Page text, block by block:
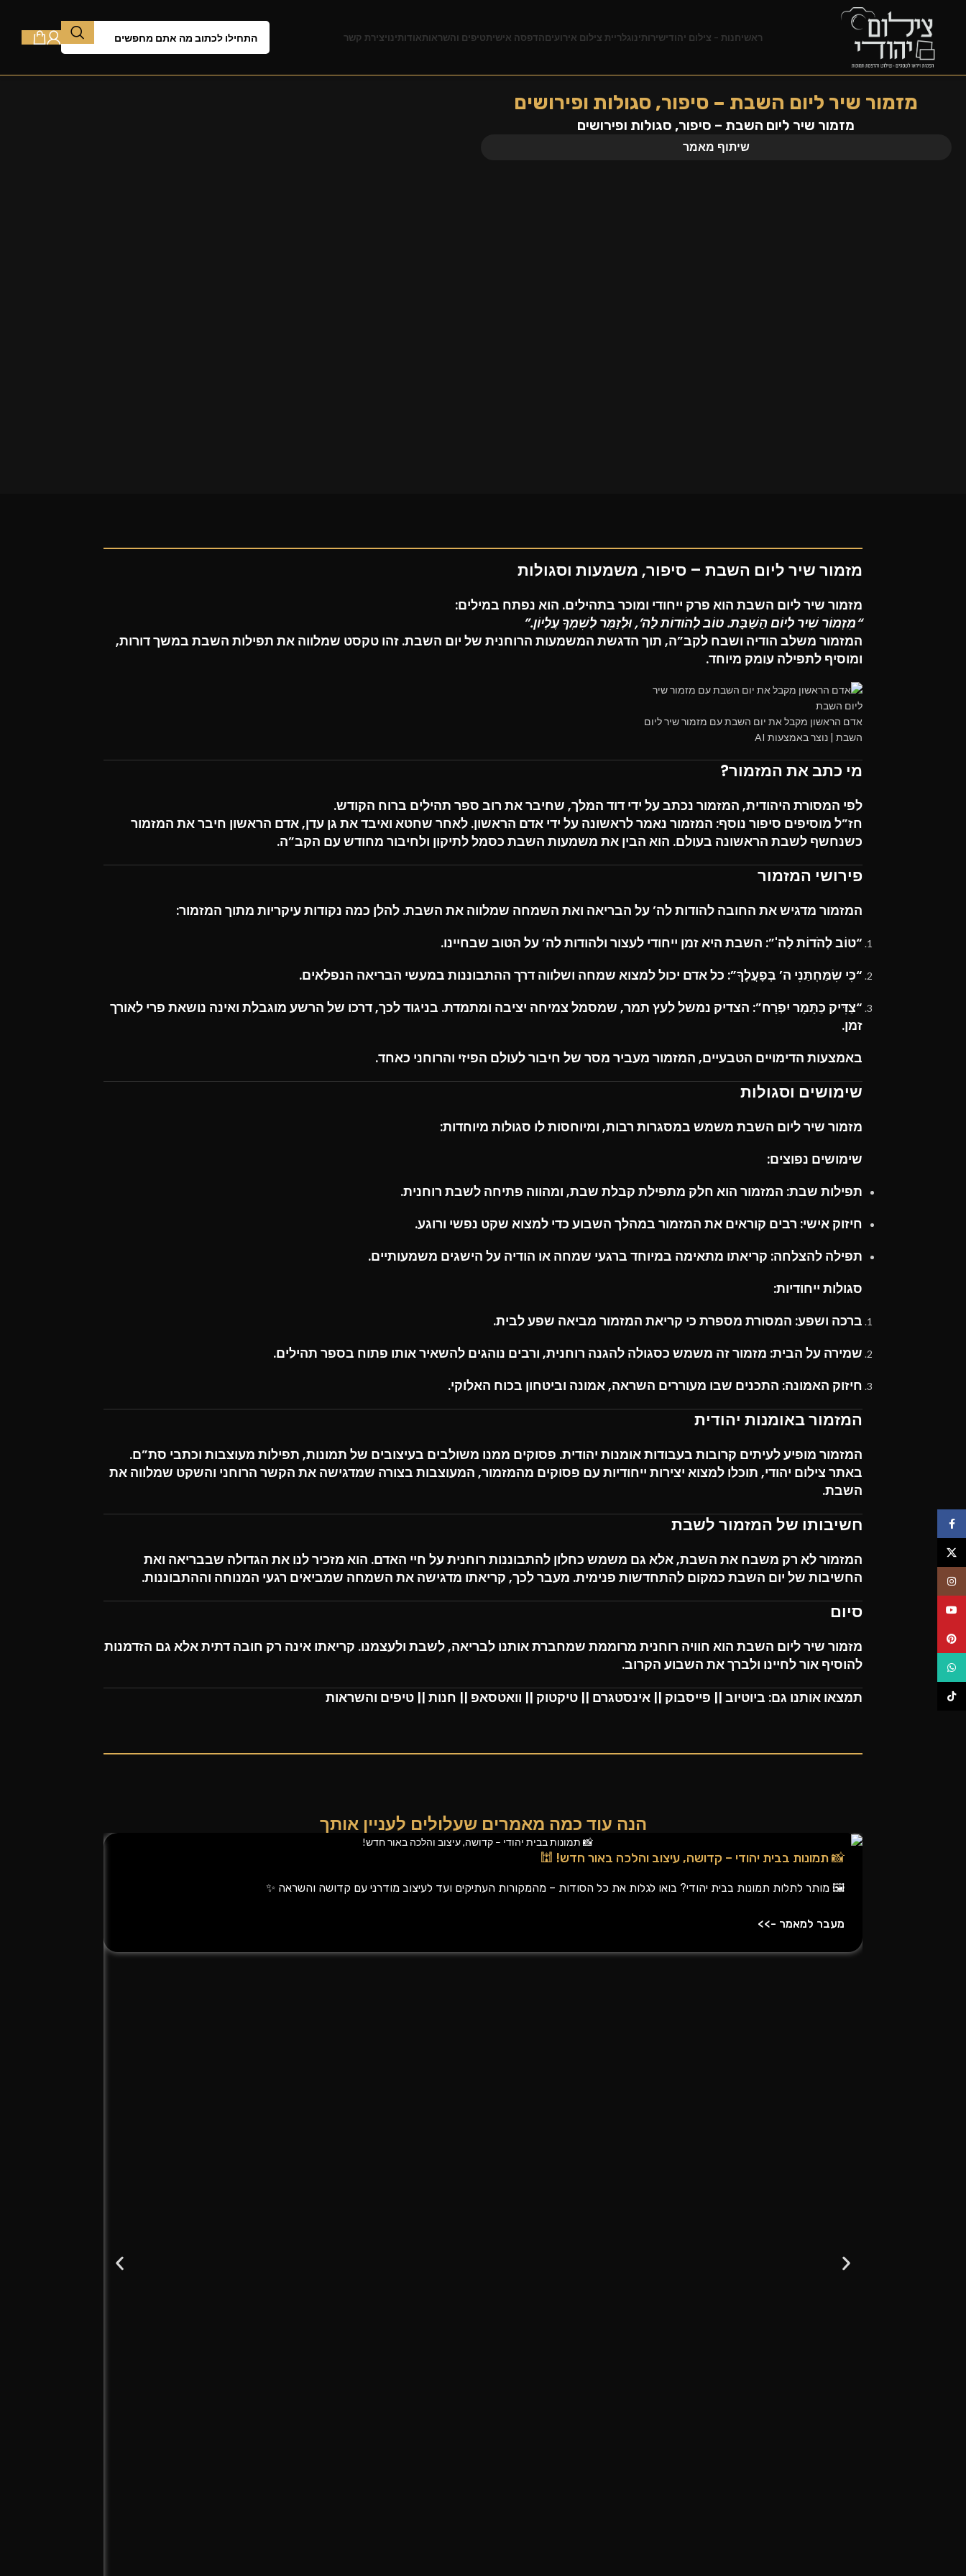
ראשיחנות – צילום יהודישירותינוגלריית צילום אירועיםהדפסה אישיתטיפים והשראותאודותינויצירת קשר
מזמור שיר ליום השבת – סיפור, סגולות ופירושים
מזמור שיר ליום השבת – סיפור, סגולות ופירושים
שיתוף מאמר
מזמור שיר ליום השבת – סיפור, משמעות וסגולות
מזמור שיר ליום השבת הוא פרק ייחודי ומוכר בתהילים. הוא נפתח במילים:
“מִזְמוֹר שִׁיר לְיוֹם הַשַּׁבָּת. טוֹב לְהֹודוֹת לַה’, וּלְזַמֵּר לְשִׁמְךָ עֶלְיוֹן.”
המזמור משלב הודיה ושבח לקב”ה, תוך הדגשת המשמעות הרוחנית של יום השבת. זהו טקסט שמלווה את תפילות השבת במשך דורות,
ומוסיף לתפילה עומק מיוחד.
אדם הראשון מקבל את יום השבת עם מזמור שיר ליום
השבת | נוצר באמצעות AI
מי כתב את המזמור?
לפי המסורת היהודית, המזמור נכתב על ידידוד המלך, שחיבר את רוב ספר תהילים ברוח הקודש.
חז”ל מוסיפים סיפור נוסף: המזמור נאמר לראשונה על ידיאדם הראשון. לאחר שחטא ואיבד את גן עדן, אדם הראשון חיבר את המזמור
כשנחשף לשבת הראשונה בעולם. הוא הבין את משמעות השבת כסמל לתיקון ולחיבור מחודש עם הקב”ה.
פירושי המזמור
המזמור מדגיש את החובה להודות לה’ על הבריאה ואת השמחה שמלווה את השבת. להלן כמה נקודות עיקריות מתוך המזמור:
“טוֹב לְהֹדוֹת לַה'”: השבת היא זמן ייחודי לעצור ולהודות לה’ על הטוב שבחיינו.
“כִּי שִׂמַּחְתַּנִי ה’ בְּפָעֳלֶךָ”: כל אדם יכול למצוא שמחה ושלווה דרך ההתבוננות במעשי הבריאה הנפלאים.
“צַדִּיק כַּתָּמָר יִפְרָח”: הצדיק נמשל לעץ תמר, שמסמל צמיחה יציבה ומתמדת. בניגוד לכך, דרכו של הרשע מוגבלת ואינה נושאת פרי לאורך
זמן.
באמצעות הדימויים הטבעיים, המזמור מעביר מסר של חיבור לעולם הפיזי והרוחני כאחד.
שימושים וסגולות
מזמור שיר ליום השבת משמש במסגרות רבות, ומיוחסות לו סגולות מיוחדות:
שימושים נפוצים:
תפילות שבת: המזמור הוא חלק מתפילת קבלת שבת, ומהווה פתיחה לשבת רוחנית.
חיזוק אישי: רבים קוראים את המזמור במהלך השבוע כדי למצוא שקט נפשי ורוגע.
תפילה להצלחה: קריאתו מתאימה במיוחד ברגעי שמחה או הודיה על הישגים משמעותיים.
סגולות ייחודיות:
ברכה ושפע: המסורת מספרת כי קריאת המזמור מביאה שפע לבית.
שמירה על הבית: מזמור זה משמש כסגולה להגנה רוחנית, ורבים נוהגים להשאיר אותו פתוח בספר תהילים.
חיזוק האמונה: התכנים שבו מעוררים השראה, אמונה וביטחון בכוח האלוקי.
המזמור באומנות יהודית
המזמור מופיע לעיתים קרובות בעבודות אומנות יהודית. פסוקים ממנו משולבים בעיצובים של תמונות, תפילות מעוצבות וכתבי סת”ם.
באתר צילום יהודי, תוכלו למצוא יצירות ייחודיות עם פסוקים מהמזמור, המעוצבות בצורה שמדגישה את הקשר הרוחני והשקט שמלווה את
השבת.
חשיבותו של המזמור לשבת
המזמור לא רק משבח את השבת, אלא גם משמש כחלון להתבוננות רוחנית על חיי האדם. הוא מזכיר לנו את הגדולה שבבריאה ואת
החשיבות של יום השבת כמקום להתחדשות פנימית. מעבר לכך, קריאתו מדגישה את השמחה שמביאים רגעי המנוחה וההתבוננות.
סיום
מזמור שיר ליום השבת הוא חוויה רוחנית מרוממת שמחברת אותנו לבריאה, לשבת ולעצמנו. קריאתו אינה רק חובה דתית אלא גם הזדמנות
להוסיף אור לחיינו ולברך את השבוע הקרוב.
תמצאו אותנו גם: ביוטיוב || פייסבוק ||אינסטגרם ||טיקטוק || וואטסאפ || חנות ||טיפים והשראות
הנה עוד כמה מאמרים שעלולים לעניין אותך
📸 תמונות בבית יהודי – קדושה, עיצוב והלכה באור חדש! 🕍
🖼️ מותר לתלות תמונות בבית יהודי? בואו לגלות את כל הסודות – מהמקורות העתיקים ועד לעיצוב מודרני עם קדושה והשראה ✨
מעבר למאמר ->>